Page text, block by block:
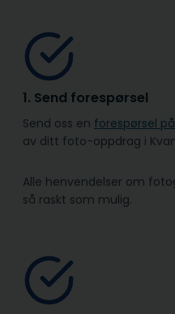
1. Send forespørsel
Send oss en forespørsel
av ditt foto-oppdrag i
Alle henvendelser om
så raskt som mulig.